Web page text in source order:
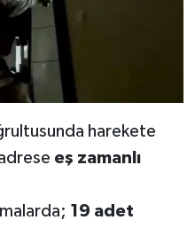
harekete
eş zamanlı
19 adet